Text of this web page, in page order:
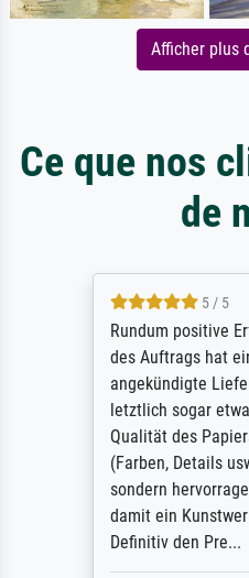
Afficher plus
Ce que nos
de
5 / 5
Rundum positive
des Auftrags hat
angekündigte
letztlich sogar
Qualität des Papiers
(Farben, Details
sondern
damit ein Kunstwerk
Definitiv den Pre...